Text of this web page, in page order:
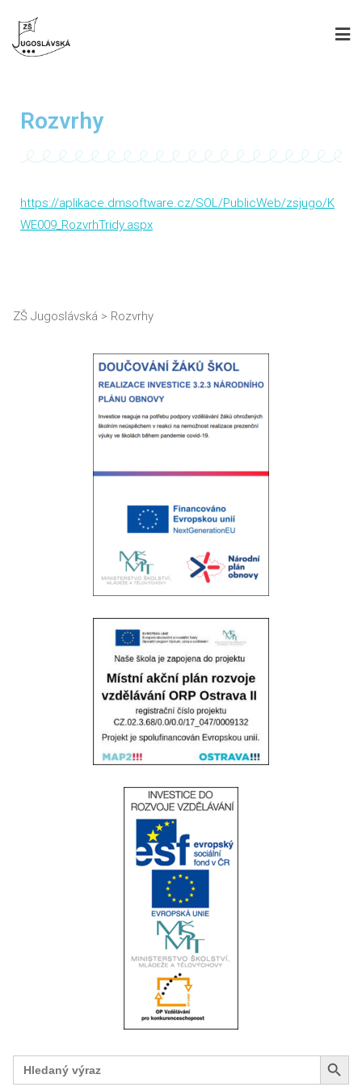
Rozvrhy
https://aplikace.dmsoftware.cz/SOL/PublicWeb/zsjugo/K
WE009_RozvrhTridy.aspx
ZŠ Jugoslávská > Rozvrhy
Search
for: